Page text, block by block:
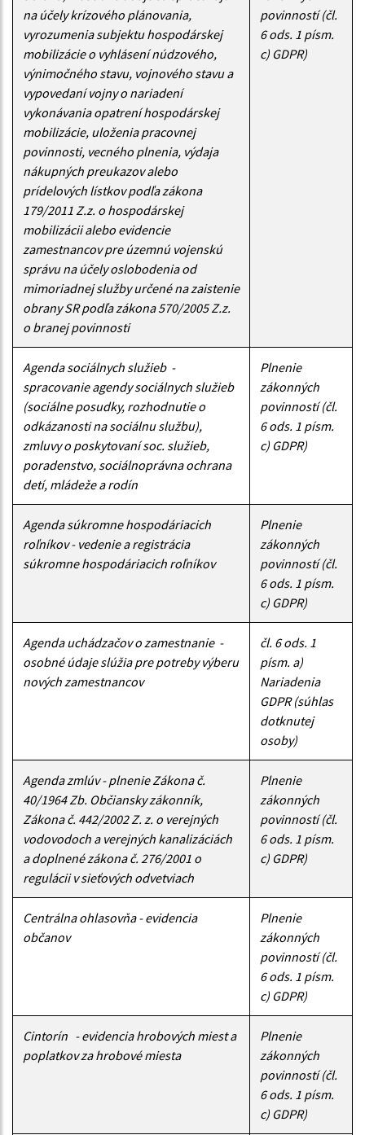
na účely krízového plánovania,
vyrozumenia subjektu hospodárskej
mobilizácie o vyhlásení núdzového,
výnimočného stavu, vojnového stavu a
vypovedaní vojny o nariadení
vykonávania opatrení hospodárskej
mobilizácie, uloženia pracovnej
povinnosti, vecného plnenia, výdaja
nákupných preukazov alebo
prídelových lístkov podľa zákona
179/2011 Z.z. o hospodárskej
mobilizácii alebo evidencie
zamestnancov pre územnú vojenskú
správu na účely oslobodenia od
mimoriadnej služby určené na zaistenie
obrany SR podľa zákona 570/2005 Z.z.
o branej povinnosti
povinností (čl.
6 ods. 1 písm.
c) GDPR)
Agenda sociálnych služieb -
spracovanie agendy sociálnych služieb
(sociálne posudky, rozhodnutie o
odkázanosti na sociálnu službu),
zmluvy o poskytovaní soc. služieb,
poradenstvo, sociálnoprávna ochrana
detí, mládeže a rodín
Plnenie
zákonných
povinností (čl.
6 ods. 1 písm.
c) GDPR)
Agenda súkromne hospodáriacich
roľníkov - vedenie a registrácia
súkromne hospodáriacich roľníkov
Plnenie
zákonných
povinností (čl.
6 ods. 1 písm.
c) GDPR)
Agenda uchádzačov o zamestnanie -
osobné údaje slúžia pre potreby výberu
nových zamestnancov
čl. 6 ods. 1
písm. a)
Nariadenia
GDPR (súhlas
dotknutej
osoby)
Agenda zmlúv - plnenie Zákona č.
40/1964 Zb. Občiansky zákonník,
Zákona č. 442/2002 Z. z. o verejných
vodovodoch a verejných kanalizáciách
a doplnené zákona č. 276/2001 o
regulácii v sieťových odvetviach
Plnenie
zákonných
povinností (čl.
6 ods. 1 písm.
c) GDPR)
Centrálna ohlasovňa - evidencia
občanov
Plnenie
zákonných
povinností (čl.
6 ods. 1 písm.
c) GDPR)
Cintorín - evidencia hrobových miest a
poplatkov za hrobové miesta
Plnenie
zákonných
povinností (čl.
6 ods. 1 písm.
c) GDPR)